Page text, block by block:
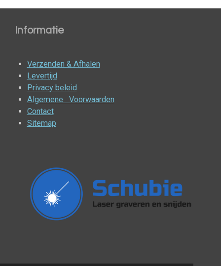
Informatie
Verzenden & Afhalen
Levertijd
Privacy beleid
Algemene Voorwaarden
Contact
Sitemap